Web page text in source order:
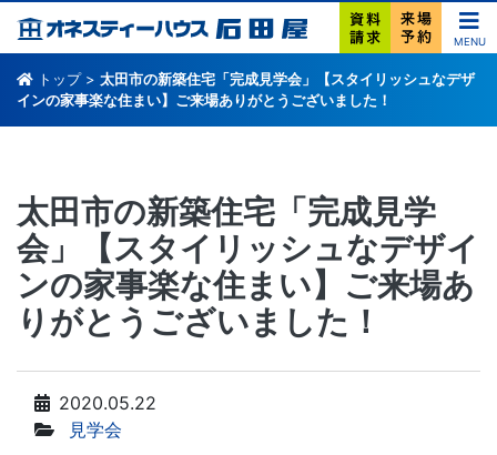
MENU
トップ> 太田市の新築住宅「完成見学会」【スタイリッシュなデザ
インの家事楽な住まい】ご来場ありがとうございました！
太田市の新築住宅「完成見学
会」【スタイリッシュなデザイ
ンの家事楽な住まい】ご来場あ
りがとうございました！
2020.05.22
見学会